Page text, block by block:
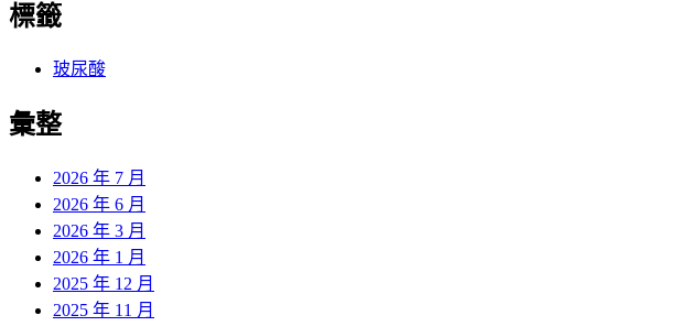
標籤
玻尿酸
彙整
2026 年 7 月
2026 年 6 月
2026 年 3 月
2026 年 1 月
2025 年 12 月
2025 年 11 月